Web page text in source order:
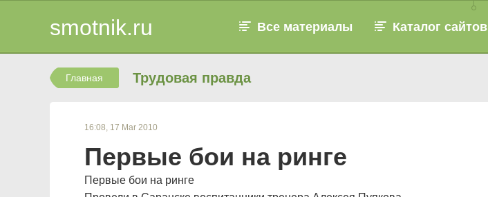
smotnik.ru Все материалы Каталог сайтов
Главная Трудовая правда
16:08, 17 Mar 2010
Первые бои на ринге
Первые бои на ринге